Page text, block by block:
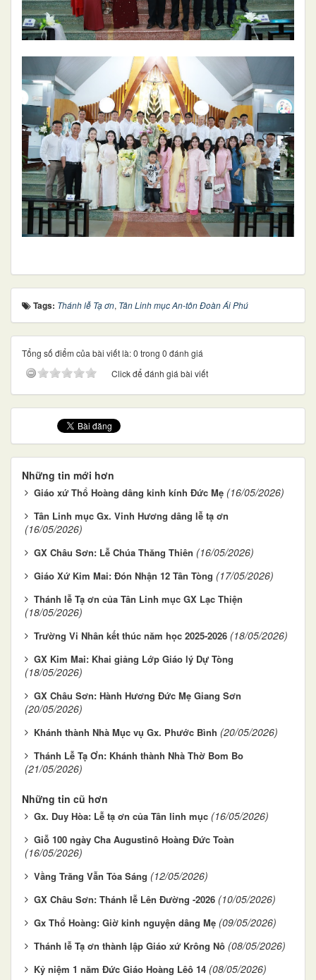
Tags: Thánh lễ Tạ ơn, Tân Linh mục An-tôn Đoàn Ái Phú
Tổng số điểm của bài viết là: 0 trong 0 đánh giá
Click để đánh giá bài viết
Những tin mới hơn
Giáo xứ Thổ Hoàng dâng kinh kính Đức Mẹ (16/05/2026)
Tân Linh mục Gx. Vinh Hương dâng lễ tạ ơn
(16/05/2026)
GX Châu Sơn: Lễ Chúa Thăng Thiên (16/05/2026)
Giáo Xứ Kim Mai: Đón Nhận 12 Tân Tòng (17/05/2026)
Thánh lễ Tạ ơn của Tân Linh mục GX Lạc Thiện
(18/05/2026)
Trường Vi Nhân kết thúc năm học 2025-2026 (18/05/2026)
GX Kim Mai: Khai giảng Lớp Giáo lý Dự Tòng
(18/05/2026)
GX Châu Sơn: Hành Hương Đức Mẹ Giang Sơn
(20/05/2026)
Khánh thành Nhà Mục vụ Gx. Phước Bình (20/05/2026)
Thánh Lễ Tạ Ơn: Khánh thành Nhà Thờ Bom Bo
(21/05/2026)
Những tin cũ hơn
Gx. Duy Hòa: Lễ tạ ơn của Tân linh mục (16/05/2026)
Giỗ 100 ngày Cha Augustinô Hoàng Đức Toàn
(16/05/2026)
Vầng Trăng Vẫn Tỏa Sáng (12/05/2026)
GX Châu Sơn: Thánh lễ Lên Đường -2026 (10/05/2026)
Gx Thổ Hoàng: Giờ kinh nguyện dâng Mẹ (09/05/2026)
Thánh lễ Tạ ơn thành lập Giáo xứ Krông Nô (08/05/2026)
Kỷ niệm 1 năm Đức Giáo Hoàng Lêô 14 (08/05/2026)